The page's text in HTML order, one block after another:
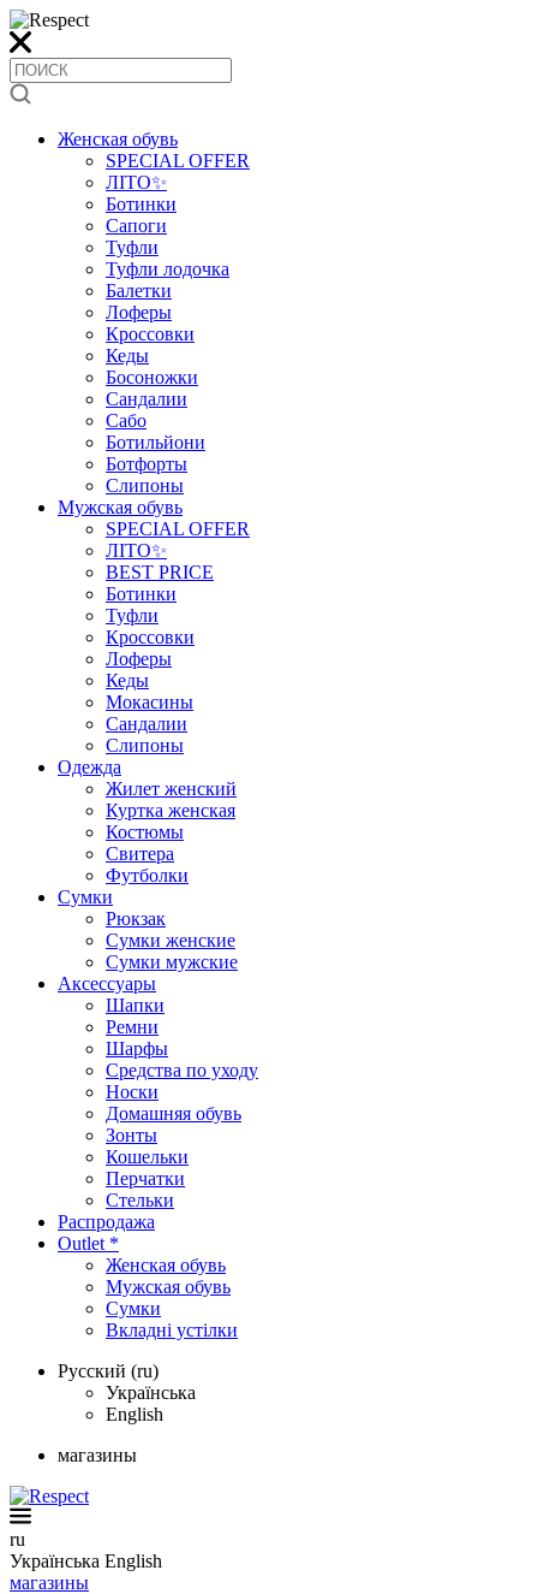
Женская обувь
SPECIAL OFFER
ЛІТО✨
Ботинки
Сапоги
Туфли
Туфли лодочка
Балетки
Лоферы
Кроссовки
Кеды
Босоножки
Сандалии
Сабо
Ботильйони
Ботфорты
Слипоны
Мужская обувь
SPECIAL OFFER
ЛІТО✨
BEST PRICE
Ботинки
Туфли
Кроссовки
Лоферы
Кеды
Мокасины
Сандалии
Слипоны
Одежда
Жилет женский
Куртка женская
Костюмы
Свитера
Футболки
Сумки
Рюкзак
Сумки женские
Сумки мужские
Аксеcсуары
Шапки
Ремни
Шарфы
Средства по уходу
Носки
Домашняя обувь
Зонты
Кошельки
Перчатки
Стельки
Распродажа
Outlet *
Женская обувь
Мужская обувь
Сумки
Вкладні устілки
Русский (ru)
Українська
English
магазины
ru
Українська English
магазины